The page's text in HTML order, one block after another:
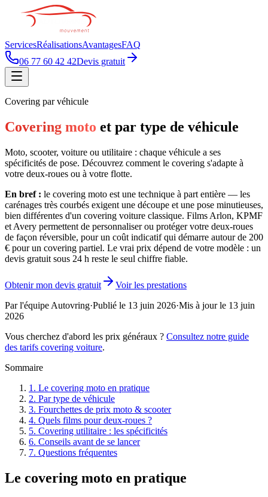
ServicesRéalisationsAvantagesFAQ
06 77 60 42 42Devis gratuit
Covering par véhicule
Covering moto et par type de véhicule
Moto, scooter, voiture ou utilitaire : chaque véhicule a ses
spécificités de pose. Découvrez comment le covering s'adapte à
votre deux-roues ou à votre flotte.
En bref : le covering moto est une technique à part entière — les
carénages très courbés exigent une découpe et une pose minutieuses,
bien différentes d'un covering voiture classique. Films Arlon, KPMF
et Avery permettent de personnaliser ou protéger votre deux-roues
de façon réversible, pour un coût indicatif qui démarre autour de 200
€ pour un covering partiel. Le vrai prix dépend de votre modèle : un
devis gratuit sous 24 h reste le seul chiffre fiable.
Obtenir mon devis gratuit
Voir les prestations
Par l'équipe Autovring·Publié le 13 juin 2026·Mis à jour le 13 juin
2026
Vous cherchez d'abord les prix généraux ? Consultez notre guide
des tarifs covering voiture.
Sommaire
1 . Le covering moto en pratique
2. Par type de véhicule
3. Fourchettes de prix moto & scooter
4. Quels films pour deux-roues ?
5. Covering utilitaire : les spécificités
6. Conseils avant de se lancer
7. Questions fréquentes
Le covering moto en pratique